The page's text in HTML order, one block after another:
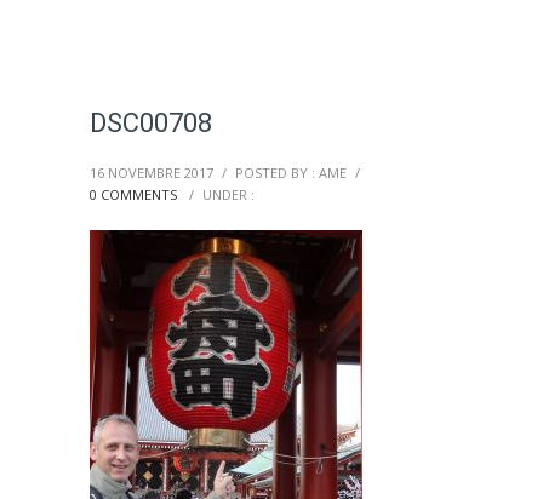
DSC00708
16 NOVEMBRE 2017 / POSTED BY : AME /
0 COMMENTS
/ UNDER :